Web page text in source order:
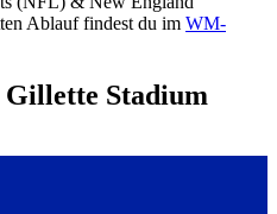
Ablauf findest du im WM-
Stadium